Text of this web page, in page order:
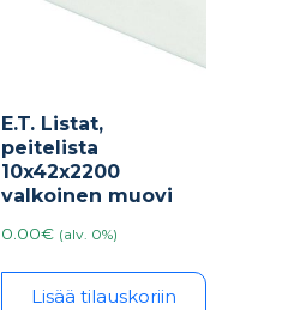
E.T. Listat,
peitelista
10x42x2200
valkoinen muovi
0.00€ (alv. 0%)
Lisää tilauskoriin